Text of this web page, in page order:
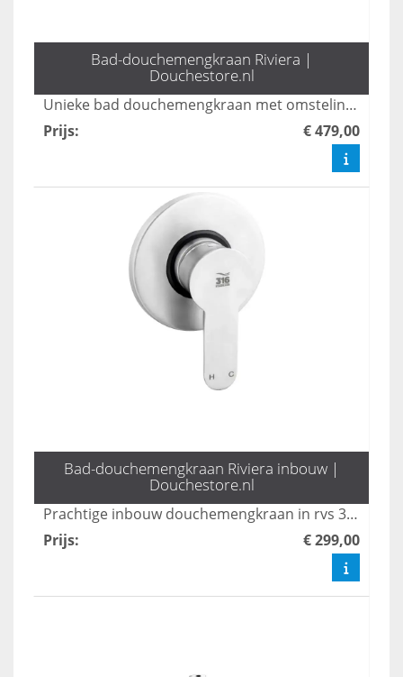
Bad-douchemengkraan Riviera |
Douchestore.nl
Unieke bad douchemengkraan met omstelinrichting. In rvs 316!
Prijs: € 479,00
Bad-douchemengkraan Riviera inbouw |
Douchestore.nl
Prachtige inbouw douchemengkraan in rvs 316
Prijs: € 299,00